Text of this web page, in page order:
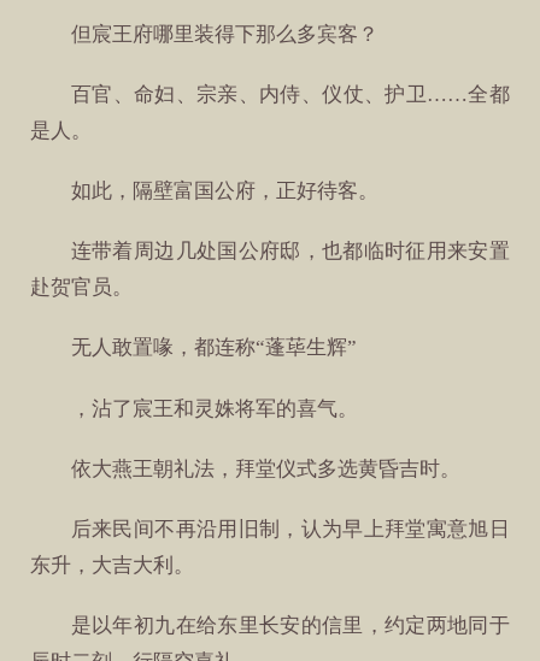
但宸王府哪里装得下那么多宾客？
百官、命妇、宗亲、内侍、仪仗、护卫……全都
是人。
如此，隔壁富国公府，正好待客。
连带着周边几处国公府邸，也都临时征用来安置
赴贺官员。
无人敢置喙，都连称“蓬荜生辉”
，沾了宸王和灵姝将军的喜气。
依大燕王朝礼法，拜堂仪式多选黄昏吉时。
后来民间不再沿用旧制，认为早上拜堂寓意旭日
东升，大吉大利。
是以年初九在给东里长安的信里，约定两地同于